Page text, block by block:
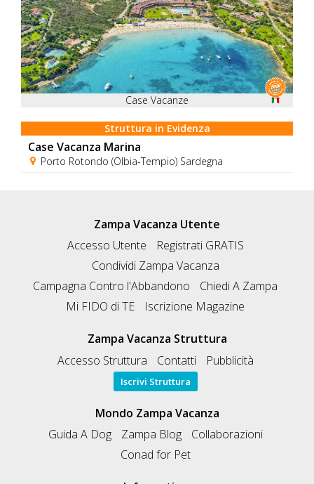
Case Vacanze
Struttura in Evidenza
Case Vacanza Marina
Porto Rotondo (Olbia-Tempio) Sardegna
Zampa Vacanza Utente
Accesso Utente
Registrati GRATIS
Condividi Zampa Vacanza
Campagna Contro l'Abbandono
Chiedi A Zampa
Mi FIDO di TE
Iscrizione Magazine
Zampa Vacanza Struttura
Accesso Struttura
Contatti Pubblicità
Iscrivi Struttura
Mondo Zampa Vacanza
Guida A Dog
Zampa Blog
Collaborazioni
Conad for Pet